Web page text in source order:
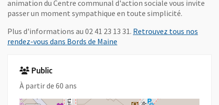
animation du Centre communal d'action sociale vous invite
passer un moment sympathique en toute simplicité.
Plus d'informations au 02 41 23 13 31. Retrouvez tous nos
rendez-vous dans Bords de Maine
Public
À partir de 60 ans